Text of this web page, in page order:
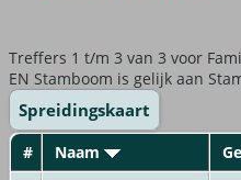
Treffers 1 t/m 3 van 3 voor
EN Stamboom is gelijk aan
Spreidingskaart
# Naam